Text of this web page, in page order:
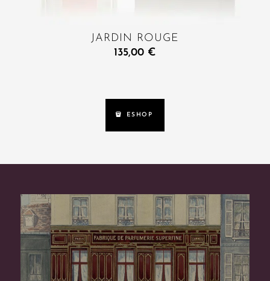
JARDIN ROUGE
135,00 €
ESHOP